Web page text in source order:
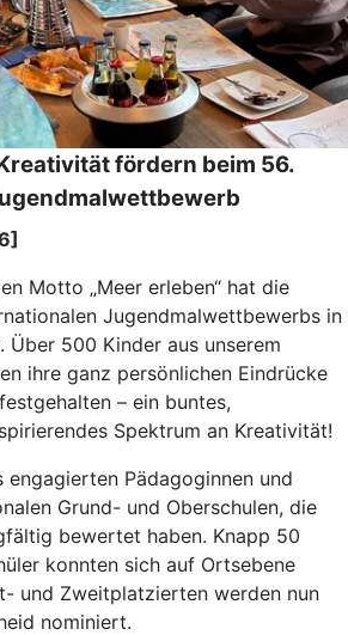
fördern beim 56.
Motto „Meer erleben“ hat die
Jugendmalwettbewerbs in
Über 500 Kinder aus unserem
ihre ganz persönlichen Eindrücke
– ein buntes,
Spektrum an Kreativität!
engagierten Pädagoginnen und
Grund- und Oberschulen, die
bewertet haben. Knapp 50
konnten sich auf Ortsebene
und Zweitplatzierten werden nun
nominiert.